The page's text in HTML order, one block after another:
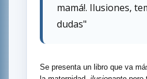
mamá!. Ilusiones,
dudas"
Se presenta un libro que va